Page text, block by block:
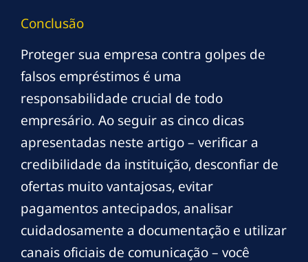
Conclusão
Proteger sua empresa contra golpes de
falsos empréstimos é uma
responsabilidade crucial de todo
empresário. Ao seguir as cinco dicas
apresentadas neste artigo – verificar a
credibilidade da instituição, desconfiar de
ofertas muito vantajosas, evitar
pagamentos antecipados, analisar
cuidadosamente a documentação e utilizar
canais oficiais de comunicação – você